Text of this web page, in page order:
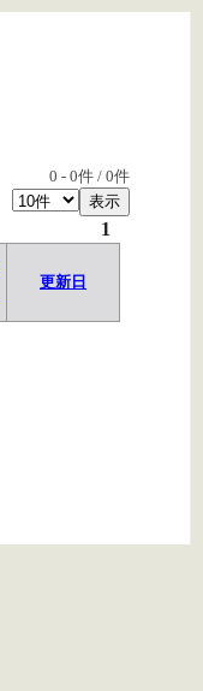
0 - 0件 / 0件
1
更新日